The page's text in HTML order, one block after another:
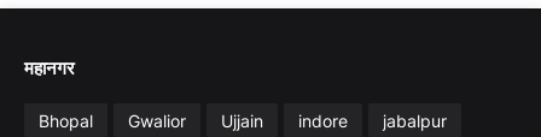
महानगर
Bhopal Gwalior Ujjain indore jabalpur